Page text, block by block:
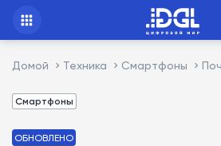
Домой Техника Смартфоны
Смартфоны
ОБНОВЛЕНО